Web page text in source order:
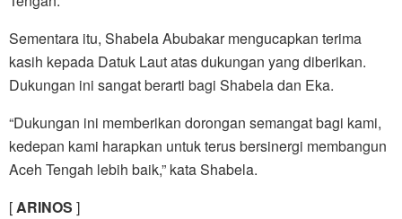
Sementara itu, Shabela Abubakar mengucapkan terima
kasih kepada Datuk Laut atas dukungan yang diberikan.
Dukungan ini sangat berarti bagi Shabela dan Eka.
“Dukungan ini memberikan dorongan semangat bagi kami,
kedepan kami harapkan untuk terus bersinergi membangun
Aceh Tengah lebih baik,” kata Shabela.
[ARINOS ]